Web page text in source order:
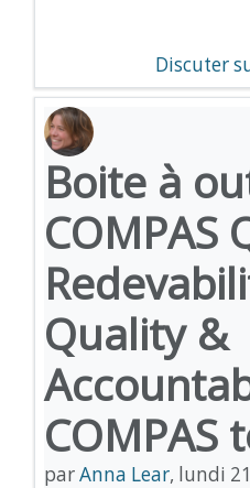
Discuter
Boite à
COMPAS
Quality &
COMPAS
parAnna Lear, lundi